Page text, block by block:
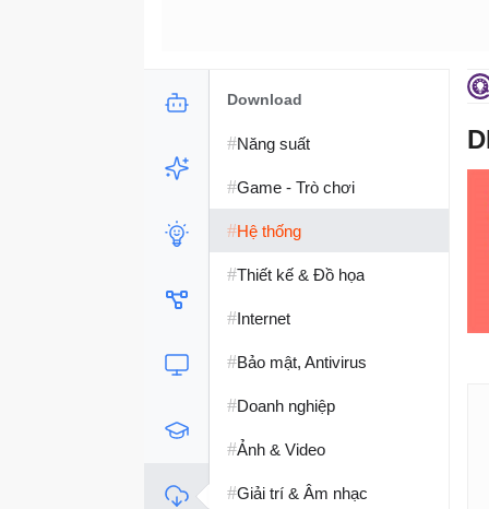
Download
#Năng suất
#Game - Trò chơi
#Hệ thống
#Thiết kế & Đồ họa
#Internet
#Bảo mật, Antivirus
#Doanh nghiệp
#Ảnh & Video
#Giải trí & Âm nhạc